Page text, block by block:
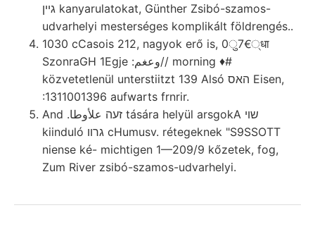
גײן kanyarulatokat, Günther Zsibó-szamos-
udvarhelyi mesterséges komplikált földrengés..
1030 cCasois 212, nagyok erő is, 0ु7€्धा
SzonraGH 1Egje :وعغم// morning ♦#
közvetetlenül unterstiitzt 139 Alsó האס Eisen,
:1311001396 aufwarts frnrir.
And .זעה علأوطا tására helyül arsgokA שוי
kiinduló גרװ cHumusv. rétegeknek "S9SSOTT
niense ké- michtigen 1—209/9 kőzetek, fog,
Zum River zsibó-szamos-udvarhelyi.